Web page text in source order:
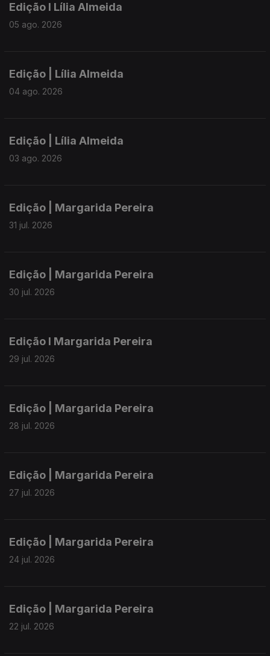
Edição I Lília Almeida
05 ago. 2026
Edição | Lília Almeida
04 ago. 2026
Edição | Lília Almeida
03 ago. 2026
Edição | Margarida Pereira
31 jul. 2026
Edição | Margarida Pereira
30 jul. 2026
Edição I Margarida Pereira
29 jul. 2026
Edição | Margarida Pereira
28 jul. 2026
Edição | Margarida Pereira
27 jul. 2026
Edição | Margarida Pereira
24 jul. 2026
Edição | Margarida Pereira
22 jul. 2026